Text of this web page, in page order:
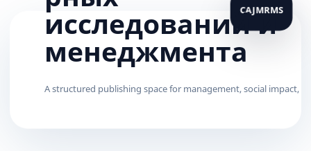
исследований и
менеджмента